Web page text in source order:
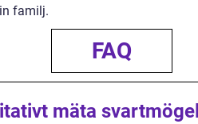
familj.
FAQ
mäta